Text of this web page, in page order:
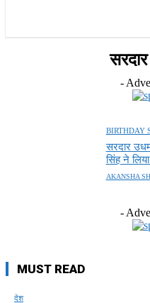
-
BIRTHDAY
सरदार
सिंह ने
AKANSHA
-
MUST READ
देश